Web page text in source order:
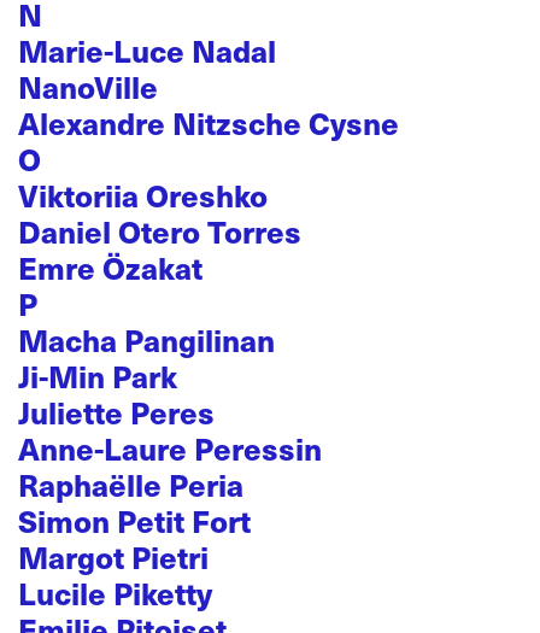
N
Marie-Luce Nadal
NanoVille
Alexandre Nitzsche Cysne
O
Viktoriia Oreshko
Daniel Otero Torres
Emre Özakat
P
Macha Pangilinan
Ji-Min Park
Juliette Peres
Anne-Laure Peressin
Raphaëlle Peria
Simon Petit Fort
Margot Pietri
Lucile Piketty